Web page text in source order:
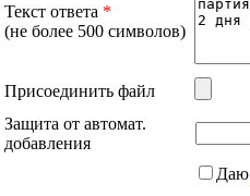
Текст ответа *
(не более 500 символов)
Присоединить файл
Защита от автомат.
добавления
Даю